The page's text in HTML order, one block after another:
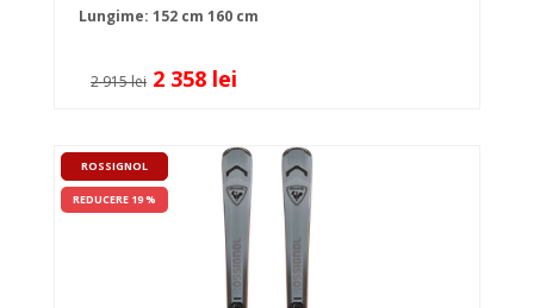
Lungime: 152 cm 160 cm
2 915 lei 2 358 lei
ROSSIGNOL
REDUCERE 19 %